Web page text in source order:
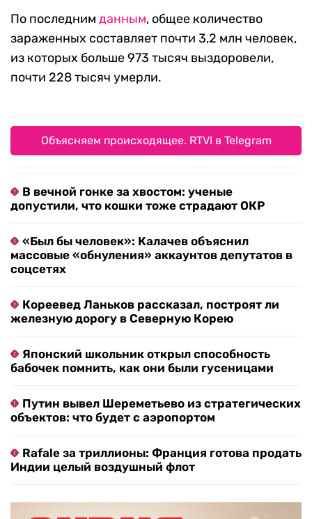
По последним данным, общее количество
зараженных составляет почти 3,2 млн человек,
из которых больше 973 тысяч выздоровели,
почти 228 тысяч умерли.
Объясняем происходящее. RTVI в Telegram
В вечной гонке за хвостом: ученые
допустили, что кошки тоже страдают ОКР
«Был бы человек»: Калачев объяснил
массовые «обнуления» аккаунтов депутатов в
соцсетях
Кореевед Ланьков рассказал, построят ли
железную дорогу в Северную Корею
Японский школьник открыл способность
бабочек помнить, как они были гусеницами
Путин вывел Шереметьево из стратегических
объектов: что будет с аэропортом
Rafale за триллионы: Франция готова продать
Индии целый воздушный флот